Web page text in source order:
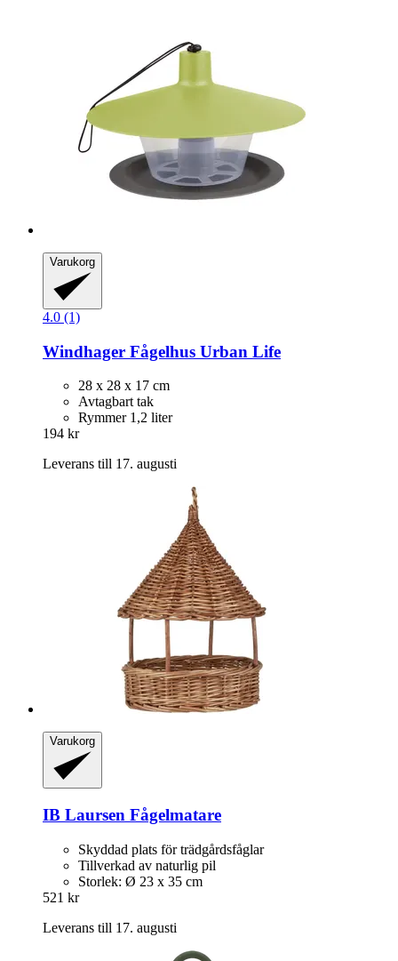
Varukorg
4.0 (1)
Windhager Fågelhus Urban Life
28 x 28 x 17 cm
Avtagbart tak
Rymmer 1,2 liter
194 kr
Leverans till 17. augusti
Varukorg
IB Laursen Fågelmatare
Skyddad plats för trädgårdsfåglar
Tillverkad av naturlig pil
Storlek: Ø 23 x 35 cm
521 kr
Leverans till 17. augusti